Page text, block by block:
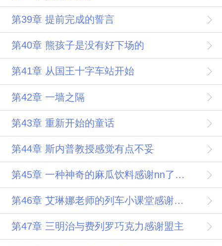
第39章 提前完成的誓言
第40章 熊孩子是没有好下场的
第41章 从国王十字车站开始
第42章 一墙之隔
第43章 重新开始的童话
第44章 斯内普教授感觉有点不妥
第45章 一种神奇的麻瓜饮料感谢nn了个叔的盟主
第46章 艾琳娜老师的列车小课堂感谢谷小迗的盟主
第47章 三明治与费列罗巧克力感谢盟主